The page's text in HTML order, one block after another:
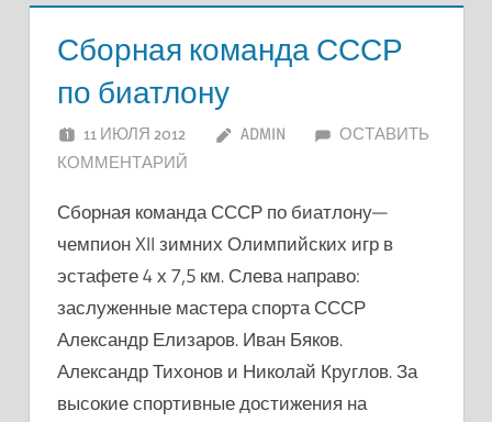
Сборная команда СССР
по биатлону
11 ИЮЛЯ 2012 ADMIN
ОСТАВИТЬ
КОММЕНТАРИЙ
Сборная команда СССР по биатлону—
чемпион XII зимних Олимпийских игр в
эстафете 4 х 7,5 км. Слева направо:
заслуженные мастера спорта СССР
Александр Елизаров. Иван Бяков.
Александр Тихонов и Николай Круглов. За
высокие спортивные достижения на